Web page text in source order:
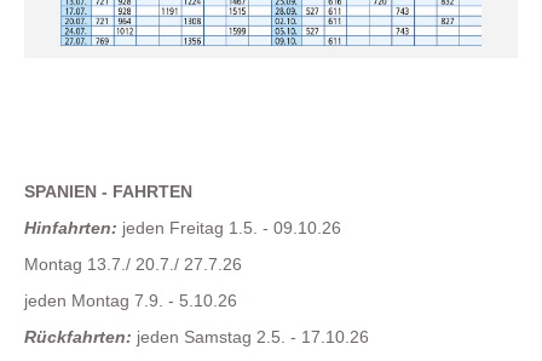
SPANIEN - FAHRTEN
Hinfahrten: jeden Freitag 1.5. - 09.10.26
Montag 13.7./ 20.7./ 27.7.26
jeden Montag 7.9. - 5.10.26
Rückfahrten: jeden Samstag 2.5. - 17.10.26